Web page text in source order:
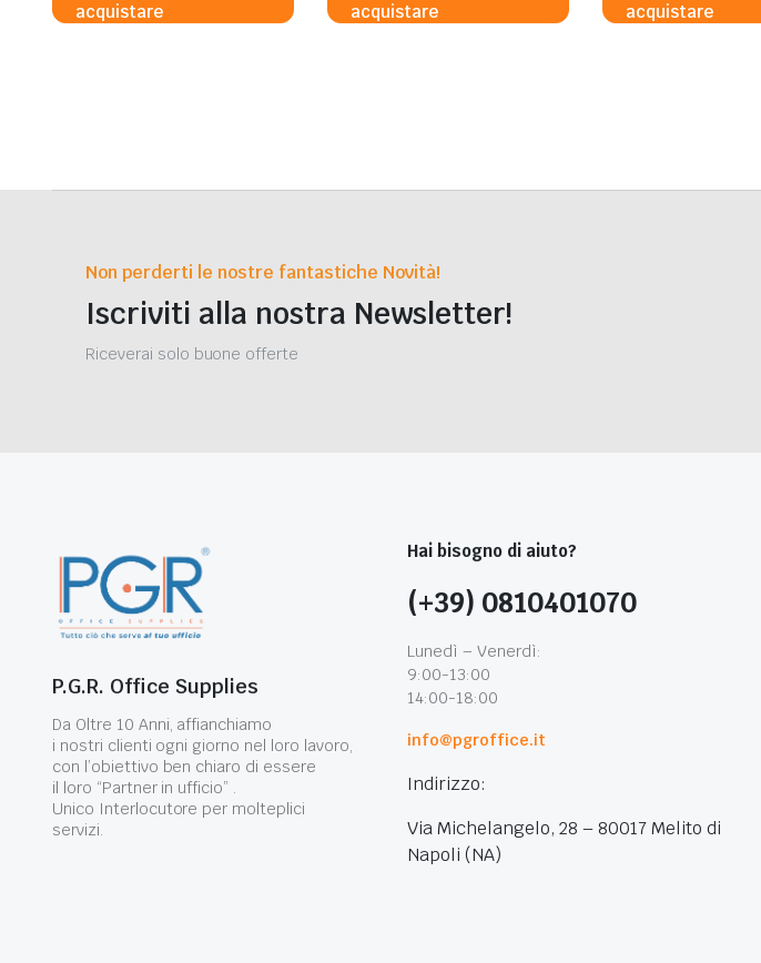
acquistare
acquistare
acquistare
Non perderti le nostre fantastiche Novità!
Iscriviti alla nostra Newsletter!
Riceverai solo buone offerte
P.G.R. Office Supplies
Da Oltre 10 Anni, affianchiamo
i nostri clienti ogni giorno nel loro lavoro,
con l’obiettivo ben chiaro di essere
il loro “Partner in ufficio” .
Unico Interlocutore per molteplici
servizi.
Hai bisogno di aiuto?
(+39) 0810401070
Lunedì – Venerdì:
9:00-13:00
14:00-18:00
info@pgroffice.it
Indirizzo:
Via Michelangelo, 28 – 80017 Melito di
Napoli (NA)